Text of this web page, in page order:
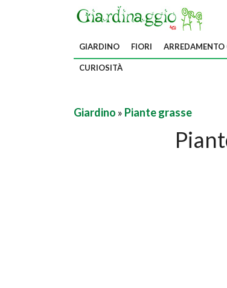
GIARDINO FIORI
CURIOSITÀ
Giardino » Piante grasse